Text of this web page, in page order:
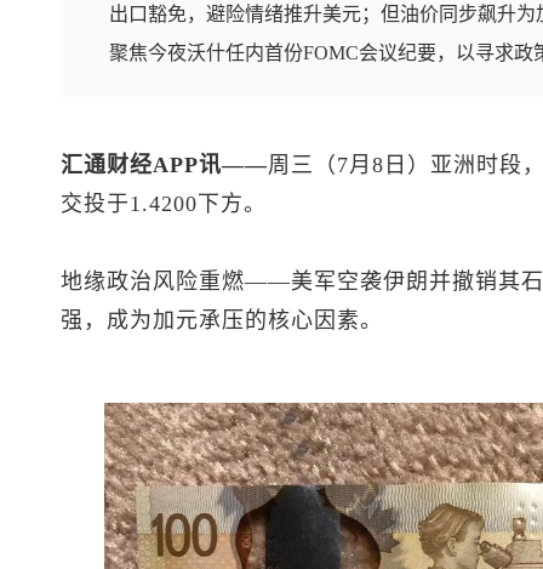
出口豁免，避险情绪推升美元；但油价同步飙升
聚焦今夜沃什任内首份FOMC会议纪要，以寻求政
汇通财经APP讯——周三（7月8日）亚洲时段
交投于1.4200下方。
地缘政治风险重燃——美军空袭伊朗并撤销其
强，成为加元承压的核心因素。